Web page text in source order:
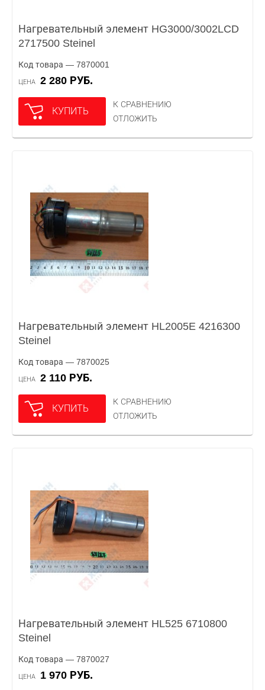
Нагревательный элемент HG3000/3002LCD
2717500 Steinel
Код товара — 7870001
ЦЕНА 2 280 РУБ.
КУПИТЬ
К СРАВНЕНИЮ
ОТЛОЖИТЬ
Нагревательный элемент HL2005E 4216300
Steinel
Код товара — 7870025
ЦЕНА 2 110 РУБ.
КУПИТЬ
К СРАВНЕНИЮ
ОТЛОЖИТЬ
Нагревательный элемент HL525 6710800
Steinel
Код товара — 7870027
ЦЕНА 1 970 РУБ.